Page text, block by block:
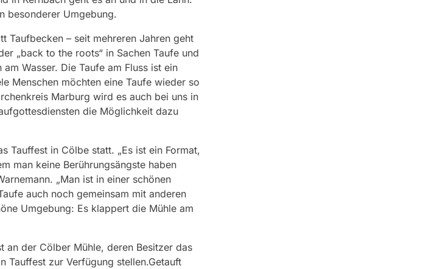
besonderer Umgebung.
Taufbecken – seit mehreren Jahren geht
„back to the roots“ in Sachen Taufe und
Wasser. Die Taufe am Fluss ist ein
Menschen möchten eine Taufe wieder so
Marburg wird es auch bei uns in
die Möglichkeit dazu
Tauffest in Cölbe statt. „Es ist ein Format,
man keine Berührungsängste haben
„Man ist in einer schönen
auch noch gemeinsam mit anderen
Umgebung: Es klappert die Mühle am
an der Cölber Mühle, deren Besitzer das
Tauffest zur Verfügung stellen.Getauft